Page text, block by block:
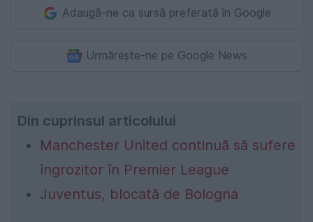
Adaugă-ne ca sursă preferată în Google
Urmărește-ne pe Google News
Din cuprinsul articolului
Manchester United continuă să sufere
îngrozitor în Premier League
Juventus, blocată de Bologna